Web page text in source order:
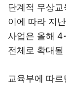
단계적 무상
이에 따라 지
사업은 올해
전체로 확대
교육부에 따